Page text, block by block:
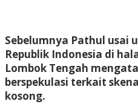
Sebelumnya Pathul usai
Republik Indonesia di
Lombok Tengah
berspekulasi terkait
kosong.